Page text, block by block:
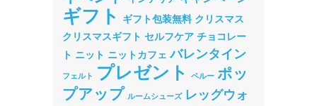
ギフト ギフト包装無料 クリスマス
クリスマスギフト セルフケア チョコレー
ト ニット ニットカフェ バレンタイン
フェルト プレゼント ペルー ポッ
プアップ ルームシューズ レッグウォ